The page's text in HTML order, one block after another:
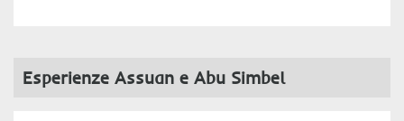
Esperienze Assuan e Abu Simbel